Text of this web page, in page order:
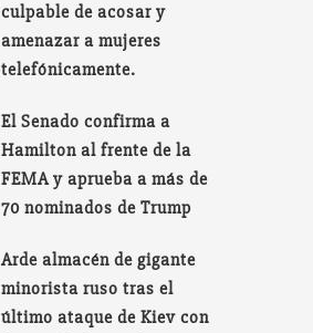
culpable de acosar y
amenazar a mujeres
telefónicamente.
El Senado confirma a
Hamilton al frente de la
FEMA y aprueba a más de
70 nominados de Trump
Arde almacén de gigante
minorista ruso tras el
último ataque de Kiev con